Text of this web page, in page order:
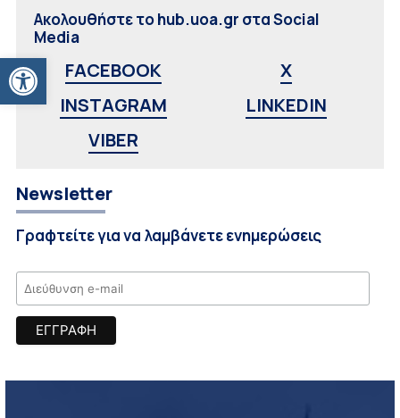
Ανοίξτε τη γραμμή εργαλείων
Ακολουθήστε το hub.uoa.gr στα Social
Media
FACEBOOK
X
INSTAGRAM
LINKEDIN
VIBER
Newsletter
Γραφτείτε για να λαμβάνετε ενημερώσεις